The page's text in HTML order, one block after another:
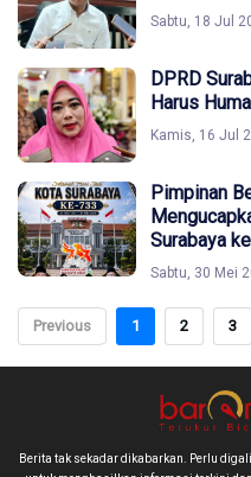
Sabtu, 18 Jul
DPRD
Harus
Kamis, 16 Jul
Pimpinan
Surabaya
Sabtu, 30 Mei
Previous 1 2 3
Berita tak sekadar dikabarkan. Perlu